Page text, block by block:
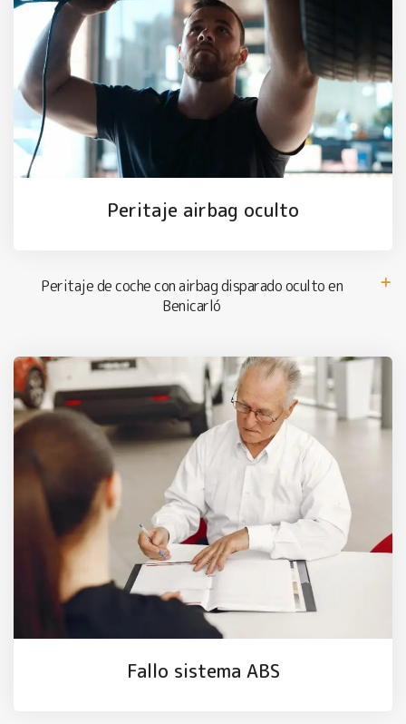
Peritaje airbag oculto
Peritaje de coche con airbag disparado oculto en
Benicarló
Fallo sistema ABS